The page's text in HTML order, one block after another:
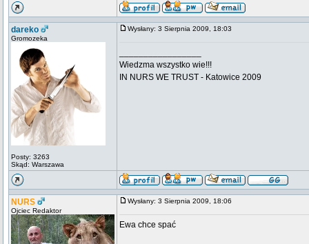
dareko
Gromozeka
Posty: 3263
Skąd: Warszawa
Wysłany: 3 Sierpnia 2009, 18:03
Wiedzma wszystko wie!!!
IN NURS WE TRUST - Katowice 2009
NURS
Ojciec Redaktor
Wysłany: 3 Sierpnia 2009, 18:06
Ewa chce spać